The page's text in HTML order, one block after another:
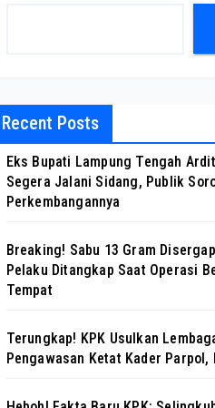
Recent Posts
Eks Bupati Lampung Tengah
Segera Jalani Sidang, Publik
Perkembangannya
Breaking! Sabu 13 Gram
Pelaku Ditangkap Saat Operasi
Tempat
Terungkap! KPK Usulkan
Pengawasan Ketat Kader Parpol,